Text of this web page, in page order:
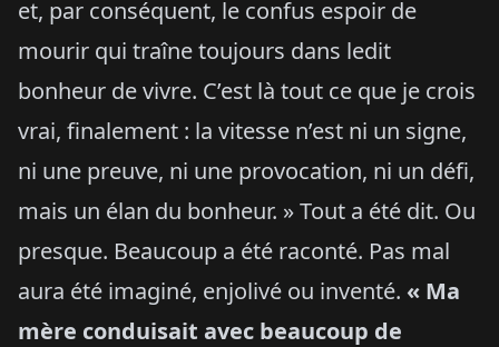
et, par conséquent, le confus espoir de
mourir qui traîne toujours dans ledit
bonheur de vivre. C’est là tout ce que je crois
vrai, finalement : la vitesse n’est ni un signe,
ni une preuve, ni une provocation, ni un défi,
mais un élan du bonheur. » Tout a été dit. Ou
presque. Beaucoup a été raconté. Pas mal
aura été imaginé, enjolivé ou inventé. « Ma
mère conduisait avec beaucoup de